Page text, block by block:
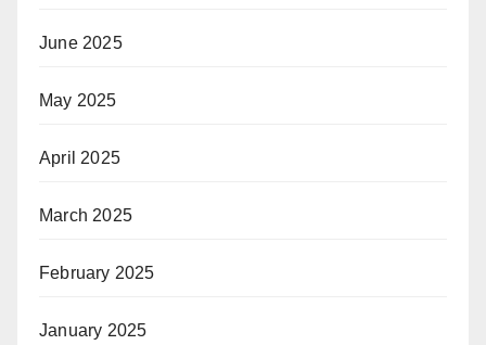
June 2025
May 2025
April 2025
March 2025
February 2025
January 2025